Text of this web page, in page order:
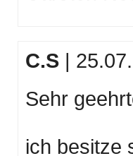
C.S |
Sehr
ich besitze